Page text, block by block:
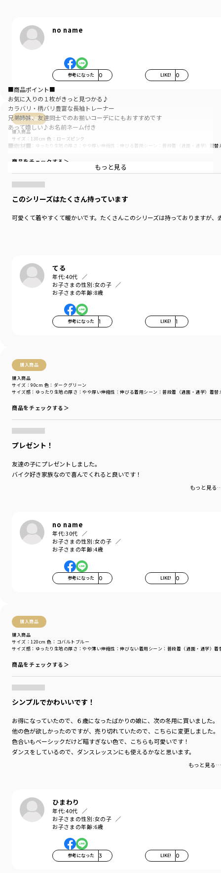
no name
参考になった 0 LIKE! 0
購入商品
購入商品
サイズ感 ：ゆったり 生地の厚さ ：やや厚い伸縮性 ：伸びる 着用シーン ：普段着（通園・通学） 着替
サイズ：130cm 色：ローズピンク
商品をチェックする＞
このシリーズはたくさん持っています
可愛くて着やすくて暖かいです。たくさんこのシリーズは持っておりますが
てる
年代:40代
お子さまの性別:女の子
お子さまの年齢:8歳
参考になった 1 LIKE! 1
購入商品
購入商品
サイズ感 ：ゆったり 生地の厚さ ：やや厚い伸縮性 ：伸びる着用シーン ：普段着（通園・通学） 着替
サイズ：90cm 色：ダークグリーン
商品をチェックする＞
プレゼント！
友達の子にプレゼントしました。
バイク好き家族なので喜んでくれると良いです！
もっと見る
no name
年代:30代
お子さまの性別:女の子
お子さまの年齢:4歳
参考になった 0 LIKE! 0
購入商品
購入商品
サイズ感 ：ゆったり 生地の厚さ ：やや薄い伸縮性 ：伸びない着用シーン ：普段着（通園・通学）着
サイズ：120cm 色：コバルトブルー
商品をチェックする＞
シンプルでかわいいです！
お得になっていたので、６歳になったばかりの娘に、次の冬用に買いました。
他の色が欲しかったのですが、売り切れていたので、こちらに変更しました。
色合いもベーシックだけど暗すぎない色で、こちらも可愛いです！
ダンスをしているので、ダンスレッスンにも使えるかなと思います。
もっと見る…
ひまわり
年代:40代
お子さまの性別:女の子
お子さまの年齢:6歳
参考になった 3 LIKE! 0
■商品ポイント■
お気に入りの１枚がきっと見つかる♪
カラバリ・柄バリ豊富な長袖トレーナー
兄弟姉妹、友達同士でのお揃いコーデににもおすすめです
あって嬉しい♪お名前ネーム付き
■素材■
薄手の裏毛生地を使用しているので軽く
秋から初冬・春先にピッタリの素材です
真冬はアウターやインナーとの重ね着がオススメ
■DRCbranshesとは？■
『毎日着て欲しい』
そんな思いを込めてブランシェスから
デイリーウェアをご提案する新レーベルです
透け感：02：ホワイト/ややあり
【WEB限定カラー】
02：ホワイト
22：ネイビーブルー
68：ダークグリーン
91:LA_ミックス
＃drc＃おとこのこ＃おんなのこ＃ボーイズ＃ガールズ
＃プチプラ＃プチプラ子供服＃子供服通販
＃お揃い＃お揃いコーデ
ブランド ／DRC branshes
シーズン
／アウトレット
カテゴリ
／トップス>トレーナー・パーカー
／ブルー
BOY
16-5104-301
もっと見る